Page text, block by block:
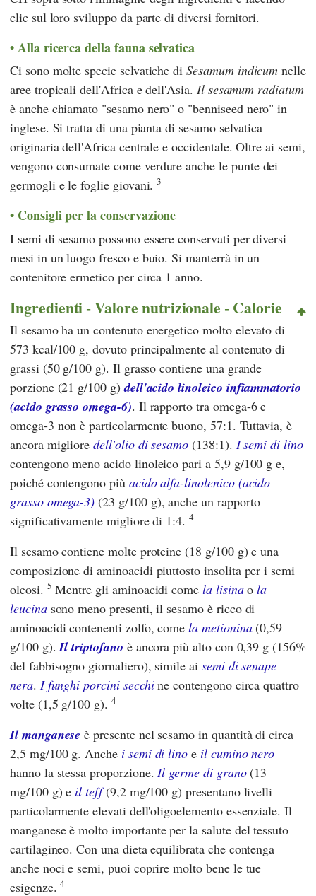
clic sul loro sviluppo da parte di diversi fornitori.
Alla ricerca della fauna selvatica
Ci sono molte specie selvatiche diSesamum indicum nelle
aree tropicali dell'Africa e dell'Asia. Il sesamum radiatum
è anche chiamato "sesamo nero" o "benniseed nero" in
inglese. Si tratta di una pianta di sesamo selvatica
originaria dell'Africa centrale e occidentale. Oltre ai semi,
vengono consumate come verdure anche le punte dei
germogli e le foglie giovani.3
Consigli per la conservazione
I semi di sesamo possono essere conservati per diversi
mesi in un luogo fresco e buio. Si manterrà in un
contenitore ermetico per circa 1 anno.
Ingredienti - Valore nutrizionale - Calorie
Il sesamo ha un contenuto energetico molto elevato di
573 kcal/100 g, dovuto principalmente al contenuto di
grassi (50 g/100 g). Il grasso contiene una grande
porzione (21 g/100 g)dell'acido linoleico infiammatorio
(acido grasso omega-6). Il rapporto tra omega-6 e
omega-3 non è particolarmente buono, 57:1. Tuttavia, è
ancora miglioredell'olio di sesamo (138:1). I semi di lino
contengono meno acido linoleico pari a 5,9 g/100 g e,
poiché contengono più acido alfa-linolenico (acido
grasso omega-3) (23 g/100 g), anche un rapporto
significativamente migliore di 1:4.4
Il sesamo contiene molte proteine (18 g/100 g) e una
composizione di aminoacidi piuttosto insolita per i semi
oleosi. 5 Mentre gli aminoacidi comela lisinaola
leucinasono meno presenti, il sesamo è ricco di
aminoacidi contenenti zolfo, comela metionina(0,59
g/100 g).Il triptofano è ancora più alto con 0,39 g (156%
del fabbisogno giornaliero), simile ai semi di senape
nera. I funghi porcini secchine contengono circa quattro
volte (1,5 g/100 g). 4
Il manganese è presente nel sesamo in quantità di circa
2,5 mg/100 g. Anche i semi di lino e il cumino nero
hanno la stessa proporzione.Il germe di grano(13
mg/100 g) e il teff(9,2 mg/100 g) presentano livelli
particolarmente elevati dell'oligoelemento essenziale. Il
manganese è molto importante per la salute del tessuto
cartilagineo. Con una dieta equilibrata che contenga
anche noci e semi, puoi coprire molto bene le tue
esigenze.4